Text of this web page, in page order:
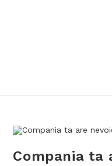
Compania ta